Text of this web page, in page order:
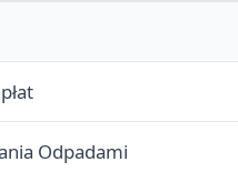
Odpadami